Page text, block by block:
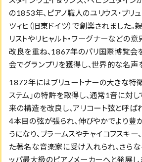
の1853年、ピアノ職人のユリウス・ブリ
ツィヒ（旧東ドイツ）で創業されました。
リストやリヒャルト・ワーグナーなどの
改良を重ね、1867年のパリ国際博覧会
会でグランプリを獲得し、世界的な名声
1872年にはブリュートナーの大きな特
ステム」の特許を取得し、通常1音に対
来の構造を改良し、アリコート弦と呼ば
4本目の弦が張られ、伸びやかでより豊
うになり、ブラームスやチャイコフスキー
た著名な音楽家に受け入れられ、さら
ッパ最大級のピアノメーカーへと発展し